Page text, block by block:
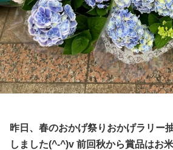
昨日、春のおかげ祭りおかげラリー
しました(^-^)v 前回秋から賞品はお